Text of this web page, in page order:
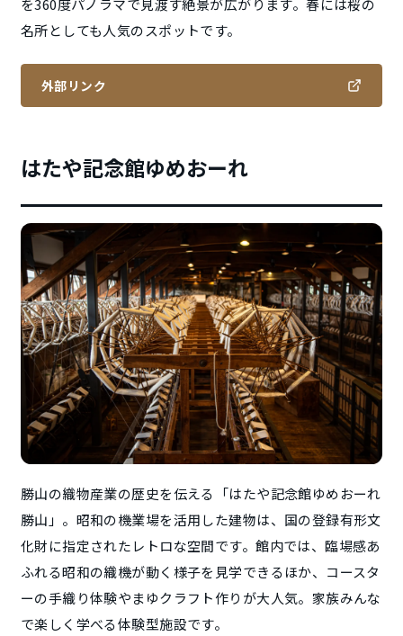
を360度パノラマで見渡す絶景が広がります。春には桜の
名所としても人気のスポットです。
外部リンク
はたや記念館ゆめおーれ
勝山の織物産業の歴史を伝える「はたや記念館ゆめおーれ
勝山」。昭和の機業場を活用した建物は、国の登録有形文
化財に指定されたレトロな空間です。館内では、臨場感あ
ふれる昭和の織機が動く様子を見学できるほか、コースタ
ーの手織り体験やまゆクラフト作りが大人気。家族みんな
で楽しく学べる体験型施設です。